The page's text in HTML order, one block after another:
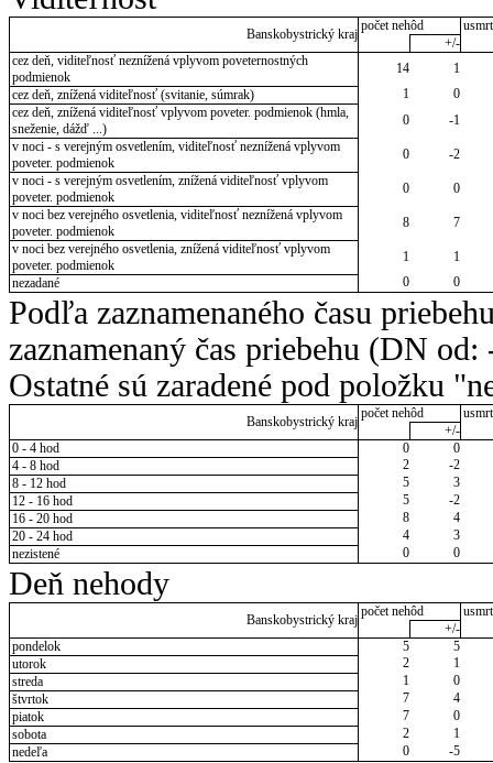
Banskobystrický kraj
počet nehôd
+/-
cez deň, viditeľnosť neznížená vplyvom poveternostných
podmienok
14
1
cez deň, znížená viditeľnosť (svitanie, súmrak)
1
0
cez deň, znížená viditeľnosť vplyvom poveter. podmienok (hmla,
sneženie, dážď ...)
0
-1
v noci - s verejným osvetlením, viditeľnosť neznížená vplyvom
poveter. podmienok
0
-2
v noci - s verejným osvetlením, znížená viditeľnosť vplyvom
poveter. podmienok
0
0
v noci bez verejného osvetlenia, viditeľnosť neznížená vplyvom
poveter. podmienok
8
7
v noci bez verejného osvetlenia, znížená viditeľnosť vplyvom
poveter. podmienok
1
1
nezadané
0 0
Podľa zaznamenaného času
zaznamenaný čas priebehu (DN
Ostatné sú zaradené pod položku
Banskobystrický kraj
počet nehôd
+/-
0 - 4 hod
0
0
4 - 8 hod
2
-2
8 - 12 hod
5
3
12 - 16 hod
5
-2
16 - 20 hod
8
4
20 - 24 hod
4
3
nezistené
0 0
Deň nehody
Banskobystrický kraj
počet nehôd
+/-
pondelok
5
5
utorok
2
1
streda
1
0
štvrtok
7
4
piatok
7
0
sobota
2
1
nedeľa
0 -5